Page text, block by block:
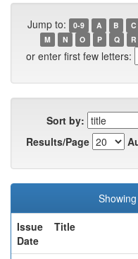
Jump to: 0-9 A B C
M
N O P Q R
or enter first few letters:
Sort by:
Results/Page
Issue
Date
Title